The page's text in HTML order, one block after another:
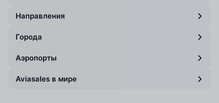
Направления
Города
Аэропорты
Aviasales в мире